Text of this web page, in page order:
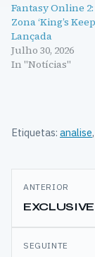
Fantasy Online
Zona ‘King’s
Lançada
Julho 30, 2026
In "Notícias"
Etiquetas: analise,
Navegação
de
artigos
ANTERIOR
SEGUINTE